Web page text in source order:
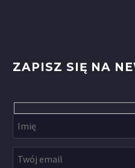
ZAPISZ SIĘ NA